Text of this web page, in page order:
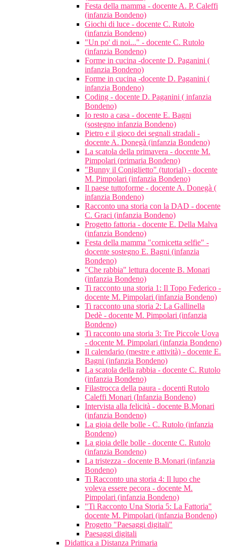
Festa della mamma - docente A. P. Caleffi
(infanzia Bondeno)
Giochi di luce - docente C. Rutolo
(infanzia Bondeno)
"Un po' di noi..." - docente C. Rutolo
(infanzia Bondeno)
Forme in cucina -docente D. Paganini (
infanzia Bondeno)
Forme in cucina -docente D. Paganini (
infanzia Bondeno)
Coding - docente D. Paganini ( infanzia
Bondeno)
Io resto a casa - docente E. Bagni
(sostegno infanzia Bondeno)
Pietro e il gioco dei segnali stradali -
docente A. Donegà (infanzia Bondeno)
La scatola della primavera - docente M.
Pimpolari (primaria Bondeno)
"Bunny il Coniglietto" (tutorial) - docente
M. Pimpolari (infanzia Bondeno)
Il paese tuttoforme - docente A. Donegà (
infanzia Bondeno)
Racconto una storia con la DAD - docente
C. Graci (infanzia Bondeno)
Progetto fattoria - docente E. Della Malva
(infanzia Bondeno)
Festa della mamma "cornicetta selfie" -
docente sostegno E. Bagni (infanzia
Bondeno)
"Che rabbia" lettura docente B. Monari
(infanzia Bondeno)
Ti racconto una storia 1: Il Topo Federico -
docente M. Pimpolari (infanzia Bondeno)
Ti racconto una storia 2: La Gallinella
Dedè - docente M. Pimpolari (infanzia
Bondeno)
Ti racconto una storia 3: Tre Piccole Uova
- docente M. Pimpolari (infanzia Bondeno)
Il calendario (mestre e attività) - docente E.
Bagni (infanzia Bondeno)
La scatola della rabbia - docente C. Rutolo
(infanzia Bondeno)
Filastrocca della paura - docenti Rutolo
Caleffi Monari (Infanzia Bondeno)
Intervista alla felicità - docente B.Monari
(infanzia Bondeno)
La gioia delle bolle - C. Rutolo (infanzia
Bondeno)
La gioia delle bolle - docente C. Rutolo
(infanzia Bondeno)
La tristezza - docente B.Monari (infanzia
Bondeno)
Ti Racconto una storia 4: Il lupo che
voleva essere pecora - docente M.
Pimpolari (infanzia Bondeno)
"Ti Racconto Una Storia 5: La Fattoria"
docente M. Pimpolari (infanzia Bondeno)
Progetto "Paesaggi digitali"
Paesaggi digitali
Didattica a Distanza Primaria